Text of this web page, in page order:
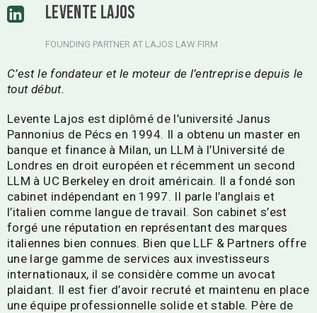
LEVENTE LAJOS
FOUNDING PARTNER AT LAJOS LAW FIRM
C’est le fondateur et le moteur de l’entreprise depuis le
tout début.
Levente Lajos est diplômé de l’université Janus
Pannonius de Pécs en 1994. Il a obtenu un master en
banque et finance à Milan, un LLM à l’Université de
Londres en droit européen et récemment un second
LLM à UC Berkeley en droit américain. Il a fondé son
cabinet indépendant en 1997. Il parle l’anglais et
l’italien comme langue de travail. Son cabinet s’est
forgé une réputation en représentant des marques
italiennes bien connues. Bien que LLF & Partners offre
une large gamme de services aux investisseurs
internationaux, il se considère comme un avocat
plaidant. Il est fier d’avoir recruté et maintenu en place
une équipe professionnelle solide et stable. Père de